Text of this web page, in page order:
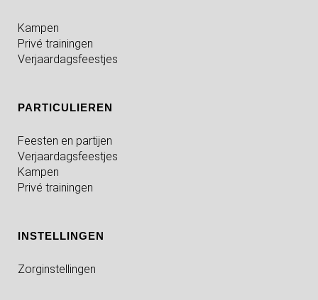
Kampen
Privé trainingen
Verjaardagsfeestjes
PARTICULIEREN
Feesten en partijen
Verjaardagsfeestjes
Kampen
Privé trainingen
INSTELLINGEN
Zorginstellingen